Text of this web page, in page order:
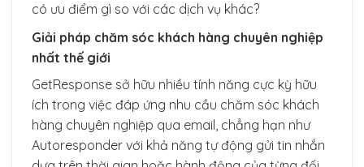
có ưu điểm gì so với các dịch vụ khác?
Giải pháp chăm sóc khách hàng chuyên nghiệp
nhất thế giới
GetResponse sở hữu nhiều tính năng cực kỳ hữu
ích trong việc đáp ứng nhu cầu chăm sóc khách
hàng chuyên nghiệp qua email, chẳng hạn như
Autoresponder với khả năng tự động gửi tin nhắn